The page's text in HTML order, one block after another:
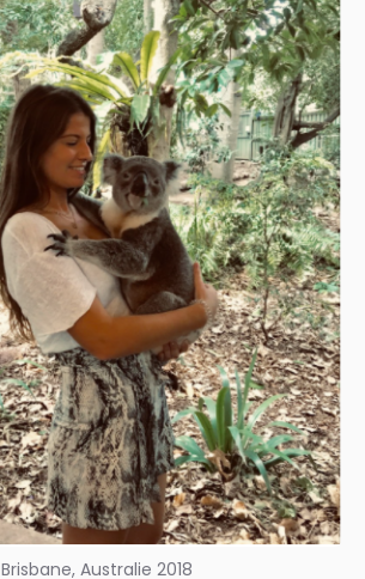
Brisbane, Australie 2018